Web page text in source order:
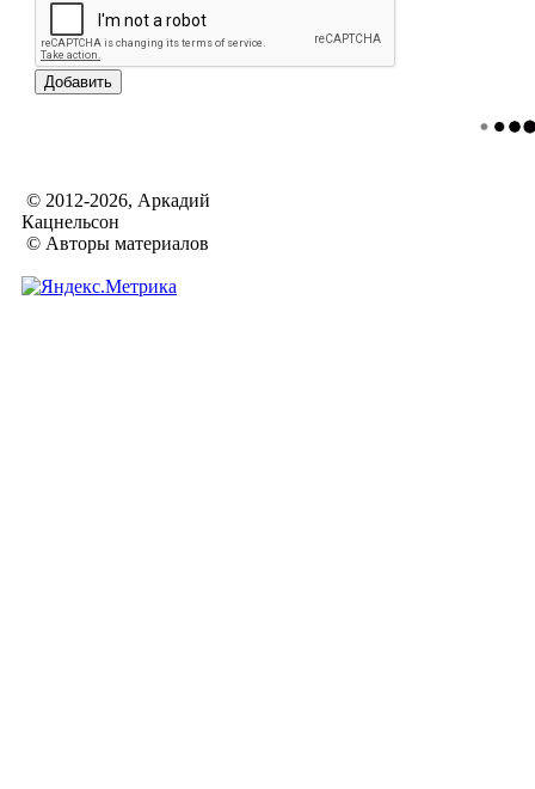
© 2012-2026, Аркадий
Кацнельсон
© Авторы материалов